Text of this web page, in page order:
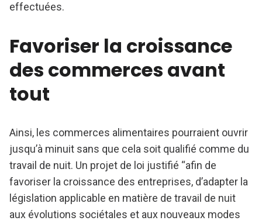
effectuées.
Favoriser la croissance
des commerces avant
tout
Ainsi, les commerces alimentaires pourraient ouvrir
jusqu’à minuit sans que cela soit qualifié comme du
travail de nuit. Un projet de loi justifié “afin de
favoriser la croissance des entreprises, d’adapter la
législation applicable en matière de travail de nuit
aux évolutions sociétales et aux nouveaux modes